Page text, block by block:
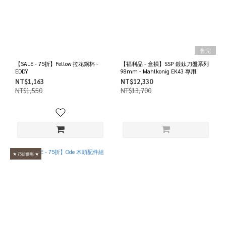
【SALE - 75折】Fellow 拉花鋼杯 -
EDDY
NT$1,163
NT$1,550
售完
【福利品 - 盒損】SSP 鍍鈦刀盤系列
98mm - Mahlkonig EK43 專用
NT$12,330
NT$13,700
★ 75折優惠 ★